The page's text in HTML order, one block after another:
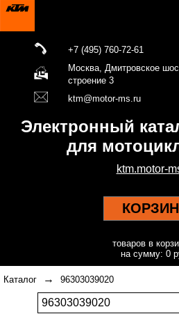
+7 (495) 760-72-61
Москва, Дмитровское
строение 3
ktm@motor-ms.ru
Электронный
для
ktm.motor-
товаров в
на сумму: 0
Каталог → 96303039020